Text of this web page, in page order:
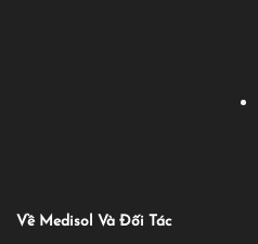
Về Medisol Và Đối Tác